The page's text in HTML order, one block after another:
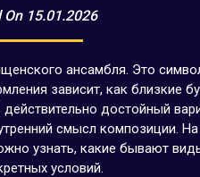
On 15.01.2026
ансамбля. Это
зависит, как близкие
достойный
смысл композиции. На
узнать, какие бывают
условий.